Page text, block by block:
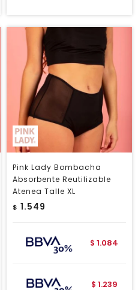
Pink Lady Bombacha
Absorbente Reutilizable
Atenea Talle XL
$ 1.549
$ 1.084
$ 1.239